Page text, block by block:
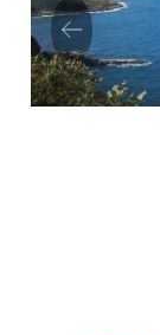
Prev
ious